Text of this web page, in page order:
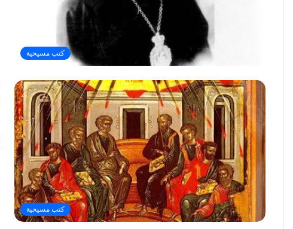
كتب مسيحية
كتب مسيحية